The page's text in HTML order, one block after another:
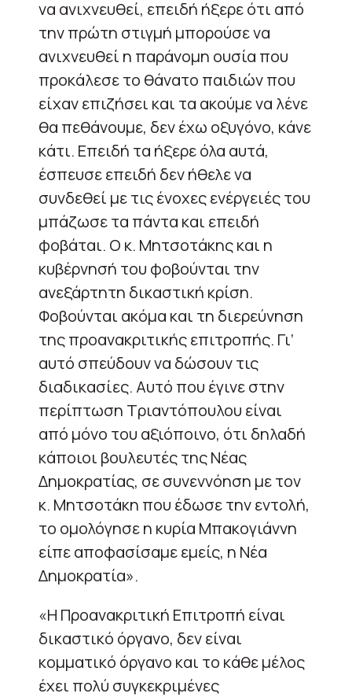
να ανιχνευθεί, επειδή ήξερε ότι από
την πρώτη στιγμή μπορούσε να
ανιχνευθεί η παράνομη ουσία που
προκάλεσε το θάνατο παιδιών που
είχαν επιζήσει και τα ακούμε να λένε
θα πεθάνουμε, δεν έχω οξυγόνο, κάνε
κάτι. Επειδή τα ήξερε όλα αυτά,
έσπευσε επειδή δεν ήθελε να
συνδεθεί με τις ένοχες ενέργειές του
μπάζωσε τα πάντα και επειδή
φοβάται. Ο κ. Μητσοτάκης και η
κυβέρνησή του φοβούνται την
ανεξάρτητη δικαστική κρίση.
Φοβούνται ακόμα και τη διερεύνηση
της προανακριτικής επιτροπής. Γι’
αυτό σπεύδουν να δώσουν τις
διαδικασίες. Αυτό που έγινε στην
περίπτωση Τριαντόπουλου είναι
από μόνο του αξιόποινο, ότι δηλαδή
κάποιοι βουλευτές της Νέας
Δημοκρατίας, σε συνεννόηση με τον
κ. Μητσοτάκη που έδωσε την εντολή,
το ομολόγησε η κυρία Μπακογιάννη
είπε αποφασίσαμε εμείς, η Νέα
Δημοκρατία».
«Η Προανακριτική Επιτροπή είναι
δικαστικό όργανο, δεν είναι
κομματικό όργανο και το κάθε μέλος
έχει πολύ συγκεκριμένες